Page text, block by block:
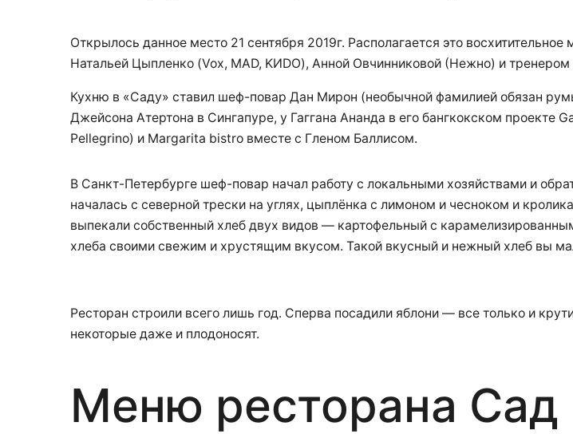
Открылось данное место 21 сентября 2019г. Располагается это
Натальей Цыпленко (Vox, MAD, KИDO), Анной Овчинниковой (Нежно) и
Кухню в «Саду» ставил шеф-повар Дан Мирон (необычной фамилией обязан
Джейсона Атертона в Сингапуре, у Гаггана Ананда в его бангкокском проекте
Pellegrino) и Margarita bistro вместе с Гленом Баллисом.
В Санкт-Петербурге шеф-повар начал работу с локальными хозяйствами и
началась с северной трески на углях, цыплёнка с лимоном и чесноком и
выпекали собственный хлеб двух видов — картофельный с
хлеба своими свежим и хрустящим вкусом. Такой вкусный и нежный хлеб вы
Ресторан строили всего лишь год. Сперва посадили яблони — все только и
некоторые даже и плодоносят.
Меню ресторана Сад